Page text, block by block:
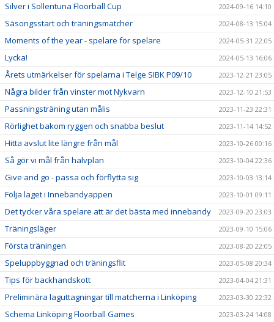
Silver i Sollentuna Floorball Cup 2024-09-16 14:10
Säsongsstart och träningsmatcher 2024-08-13 15:04
Moments of the year - spelare för spelare 2024-05-31 22:05
Lycka! 2024-05-13 16:06
Årets utmärkelser för spelarna i Telge SIBK P09/10 2023-12-21 23:05
Några bilder från vinster mot Nykvarn 2023-12-10 21:53
Passningsträning utan målis 2023-11-23 22:31
Rörlighet bakom ryggen och snabba beslut 2023-11-14 14:52
Hitta avslut lite längre från mål 2023-10-26 00:16
Så gör vi mål från halvplan 2023-10-04 22:36
Give and go - passa och förflytta sig 2023-10-03 13:14
Följa laget i Innebandyappen 2023-10-01 09:11
Det tycker våra spelare att är det bästa med innebandy 2023-09-20 23:03
Träningsläger 2023-09-10 15:06
Första träningen 2023-08-20 22:05
Speluppbyggnad och träningsflit 2023-05-08 20:34
Tips för backhandskott 2023-04-04 21:31
Preliminära laguttagningar till matcherna i Linköping 2023-03-30 22:32
Schema Linköping Floorball Games 2023-03-24 14:08